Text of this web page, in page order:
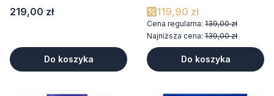
Cena
219,00 zł
Do koszyka
119,90 zł
Cena regularna: 139,00 zł
Najniższa cena: 139,00 zł
Do koszyka